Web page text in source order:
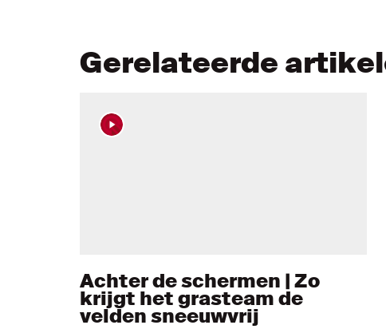
Gerelateerde
Achter de schermen | Zo
krijgt het grasteam de
velden sneeuwvrij